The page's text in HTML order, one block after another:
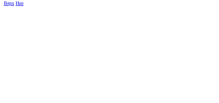
Верх Низ